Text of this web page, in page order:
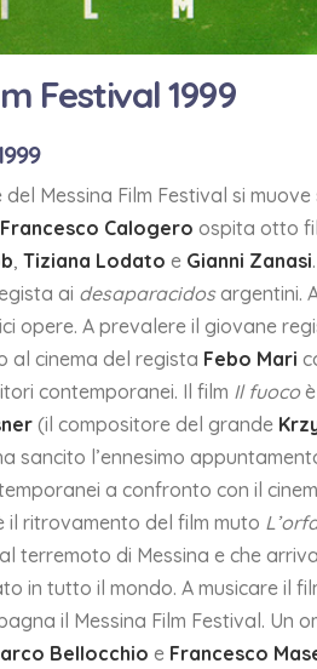
Festival 1999
Messina Film Festival si
Francesco Calogero ospita otto
, Tiziana Lodato e Gianni Zanasi
ai desaparacidosargentini.
opere. A prevalere il giovane
al cinema del regista Febo Mari
contemporanei. Il film Il fuocoè
(il compositore del grande
sancito l’ennesimo
a confronto con il
il ritrovamento del film muto
terremoto di Messina e che
in tutto il mondo. A musicare il
il Messina Film Festival. Un
Bellocchio e Francesco